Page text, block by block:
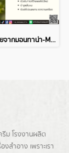
น้ำมันหอมระเหยจากมอนทาน่า-MONTANA ESSENTIAL OIL
รีม โรงงานผลิต
องสำอาง เพราะเรา